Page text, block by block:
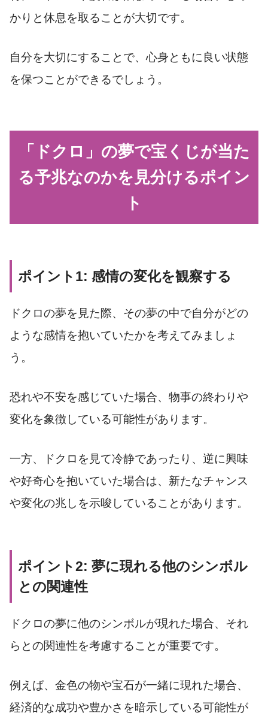
かりと休息を取ることが大切です。
自分を大切にすることで、心身ともに良い状態
を保つことができるでしょう。
「ドクロ」の夢で宝くじが当た
る予兆なのかを見分けるポイン
ト
ポイント1: 感情の変化を観察する
ドクロの夢を見た際、その夢の中で自分がどの
ような感情を抱いていたかを考えてみましょ
う。
恐れや不安を感じていた場合、物事の終わりや
変化を象徴している可能性があります。
一方、ドクロを見て冷静であったり、逆に興味
や好奇心を抱いていた場合は、新たなチャンス
や変化の兆しを示唆していることがあります。
ポイント2: 夢に現れる他のシンボル
との関連性
ドクロの夢に他のシンボルが現れた場合、それ
らとの関連性を考慮することが重要です。
例えば、金色の物や宝石が一緒に現れた場合、
経済的な成功や豊かさを暗示している可能性が